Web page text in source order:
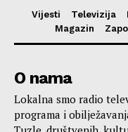
Vijesti Televizija
Magazin
O nama
Lokalna smo radio
programa i